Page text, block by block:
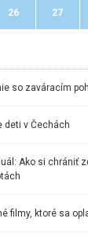
26 27
so zaváracím
deti v Čechách
Ako si chrániť
filmy, ktoré sa